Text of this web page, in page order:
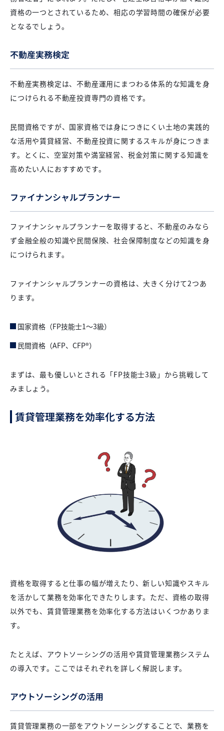
資格の一つとされているため、相応の学習時間の確保が必要
となるでしょう。
不動産実務検定
不動産実務検定は、不動産運用にまつわる体系的な知識を身
につけられる不動産投資専門の資格です。
民間資格ですが、国家資格では身につきにくい土地の実践的
な活用や賃貸経営、不動産投資に関するスキルが身につきま
す。とくに、空室対策や満室経営、税金対策に関する知識を
高めたい人におすすめです。
ファイナンシャルプランナー
ファイナンシャルプランナーを取得すると、不動産のみなら
ず金融全般の知識や民間保険、社会保障制度などの知識を身
につけられます。
ファイナンシャルプランナーの資格は、大きく分けて2つあ
ります。
国家資格（FP技能士1〜3級）
民間資格（AFP、CFP®）
まずは、最も優しいとされる「FP技能士3級」から挑戦して
みましょう。
賃貸管理業務を効率化する方法
資格を取得すると仕事の幅が増えたり、新しい知識やスキル
を活かして業務を効率化できたりします。ただ、資格の取得
以外でも、賃貸管理業務を効率化する方法はいくつかありま
す。
たとえば、アウトソーシングの活用や賃貸管理業務システム
の導入です。ここではそれぞれを詳しく解説します。
アウトソーシングの活用
賃貸管理業務の一部をアウトソーシングすることで、業務を